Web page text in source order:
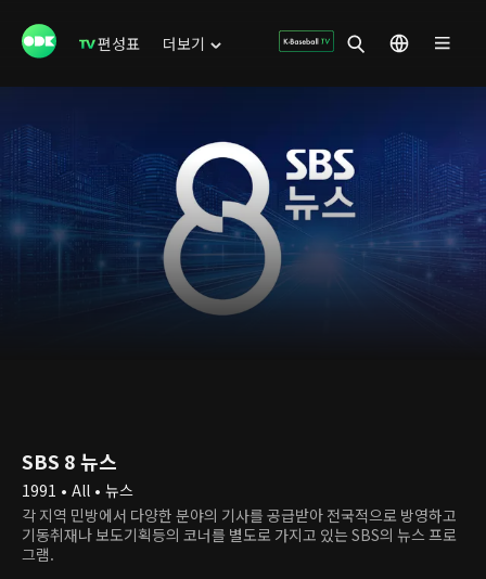
편성표 더보기
SBS 8 뉴스
1991 • All • 뉴스
각 지역 민방에서 다양한 분야의 기사를 공급받아 전국적으로 방영하고
기동취재나 보도기획등의 코너를 별도로 가지고 있는 SBS의 뉴스 프로
그램.